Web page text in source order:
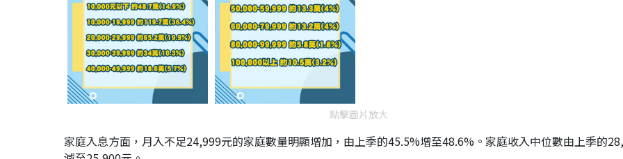
點擊圖片放大
家庭入息方面，月入不足24,999元的家庭數量明顯增加，由上季的45.5%增至48.6%。家庭收入中位數由上季的